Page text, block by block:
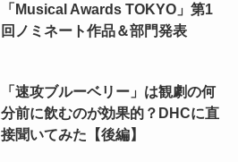
「Musical Awards TOKYO」第1
回ノミネート作品＆部門発表
「速攻ブルーベリー」は観劇の何
分前に飲むのが効果的？DHCに直
接聞いてみた【後編】